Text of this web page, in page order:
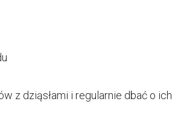
z dziąsłami i regularnie dbać o ich